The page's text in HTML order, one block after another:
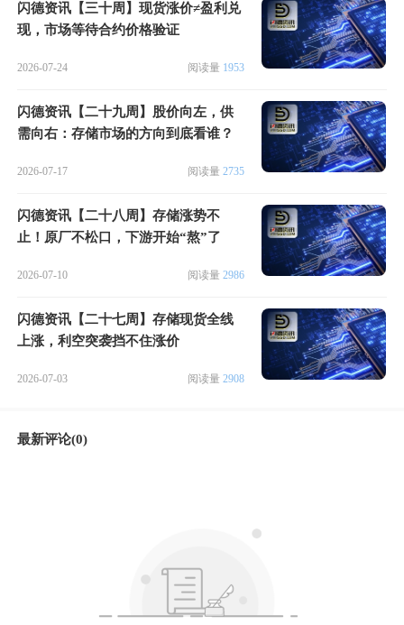
闪德资讯【三十周】现货涨价≠盈利兑
现，市场等待合约价格验证
2026-07-24 阅读量 1953
闪德资讯【二十九周】股价向左，供
需向右：存储市场的方向到底看谁？
2026-07-17 阅读量 2735
闪德资讯【二十八周】存储涨势不
止！原厂不松口，下游开始“熬”了
2026-07-10 阅读量 2986
闪德资讯【二十七周】存储现货全线
上涨，利空突袭挡不住涨价
2026-07-03 阅读量 2908
最新评论(0)